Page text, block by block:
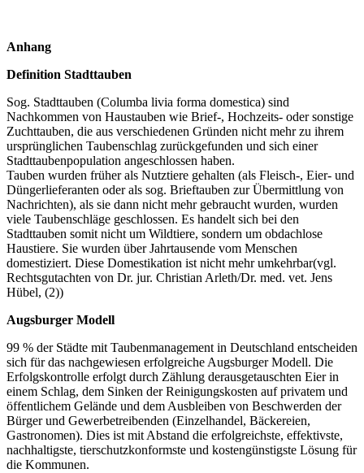
Anhang
Definition Stadttauben
Sog. Stadttauben (Columba livia forma domestica) sind
Nachkommen von Haustauben wie Brief-, Hochzeits- oder sonstige
Zuchttauben, die aus verschiedenen Gründen nicht mehr zu ihrem
ursprünglichen Taubenschlag zurückgefunden und sich einer
Stadttaubenpopulation angeschlossen haben.
Tauben wurden früher als Nutztiere gehalten (als Fleisch-, Eier- und
Düngerlieferanten oder als sog. Brieftauben zur Übermittlung von
Nachrichten), als sie dann nicht mehr gebraucht wurden, wurden
viele Taubenschläge geschlossen. Es handelt sich bei den
Stadttauben somit nicht um Wildtiere, sondern um obdachlose
Haustiere. Sie wurden über Jahrtausende vom Menschen
domestiziert. Diese Domestikation ist nicht mehr umkehrbar(vgl.
Rechtsgutachten von Dr. jur. Christian Arleth/Dr. med. vet. Jens
Hübel, (2))
Augsburger Modell
99 % der Städte mit Taubenmanagement in Deutschland entscheiden
sich für das nachgewiesen erfolgreiche Augsburger Modell. Die
Erfolgskontrolle erfolgt durch Zählung derausgetauschten Eier in
einem Schlag, dem Sinken der Reinigungskosten auf privatem und
öffentlichem Gelände und dem Ausbleiben von Beschwerden der
Bürger und Gewerbetreibenden (Einzelhandel, Bäckereien,
Gastronomen). Dies ist mit Abstand die erfolgreichste, effektivste,
nachhaltigste, tierschutzkonformste und kostengünstigste Lösung für
die Kommunen.